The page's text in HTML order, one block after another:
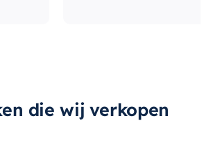
die wij verkopen